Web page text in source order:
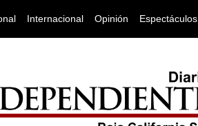
Internacional Opinión Espectáculos